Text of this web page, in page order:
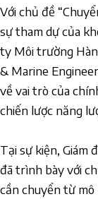
Với chủ đề
sự tham dự của
ty Môi trường Hàn
& Marine
về vai trò của
chiến lược năng
Tại sự kiện, Giám
đã trình bày với
cần chuyển từ